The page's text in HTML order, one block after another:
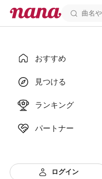
おすすめ
見つける
ランキング
パートナー
ログイン